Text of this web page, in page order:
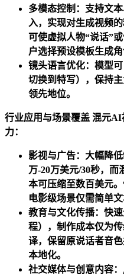
多模态控制：支持文
入，实现对生成视频
可使虚拟人物“说话”
户选择预设模板生成角
镜头语言优化：模型
切换到特写），保持
领先地位。
行业应用与场景覆盖 混元
力：
影视与广告：大幅降
万-20万美元/30秒，
本可压缩至数百美元
电影级场景仅需简单文
教育与文化传播：快
程），制作成本仅为
译，保留原说话者音
本地化。
社交媒体与创意内容